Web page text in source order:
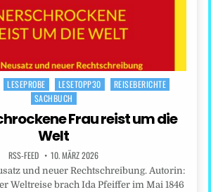
LESEPROBE LESETOPP30
REISEBERICHTE
SACHBUCH
Frau reist um die
Welt
RSS-FEED 10. MÄRZ 2026
und neuer Rechtschreibung. Autorin:
Weltreise brach Ida Pfeiffer im Mai 1846